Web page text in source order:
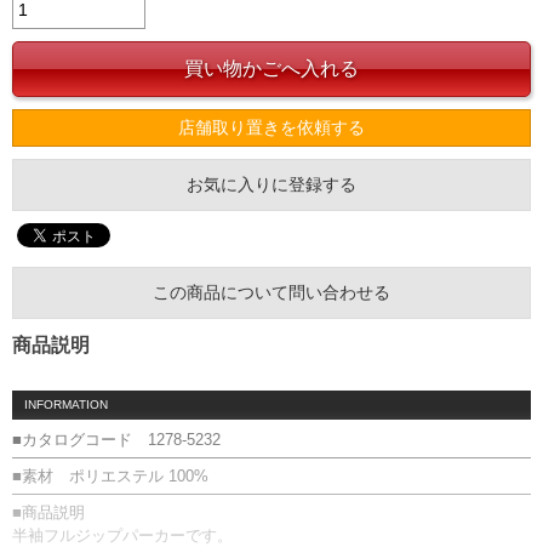
店舗取り置きを依頼する
お気に入りに登録する
この商品について問い合わせる
商品説明
INFORMATION
■カタログコード 1278-5232
■素材 ポリエステル 100%
■商品説明
半袖フルジップパーカーです。